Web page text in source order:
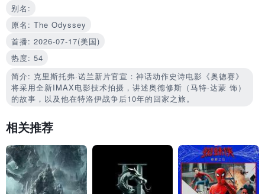
别名:
原名: The Odyssey
首播: 2026-07-17(美国)
热度: 54
简介: 克里斯托弗·诺兰新片官宣：神话动作史诗电影《奥德赛》
将采用全新IMAX电影技术拍摄，讲述奥德修斯（马特·达蒙 饰）
的故事，以及他在特洛伊战争后10年的回家之旅。
相关推荐